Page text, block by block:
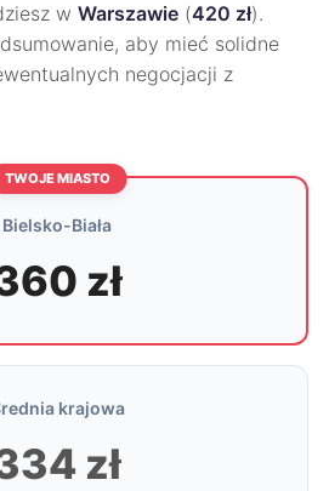
w Warszawie (420 zł).
aby mieć solidne
negocjacji z
TWOJE MIASTO
Bielsko-Biała
zł
krajowa
zł